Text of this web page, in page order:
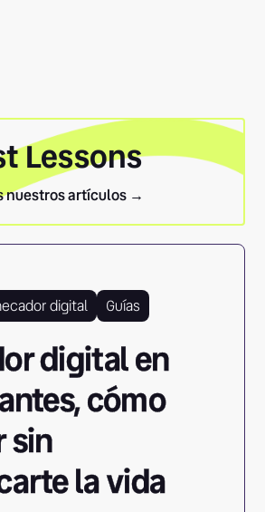
Lessons
nuestros artículos →
digital Guías
digital en
cómo
sin
la vida